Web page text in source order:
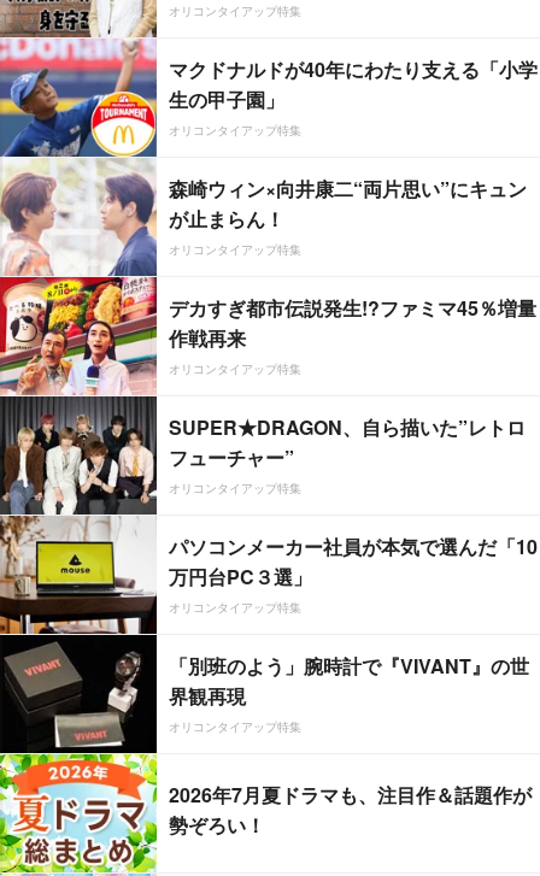
オリコンタイアップ特集
マクドナルドが40年にわたり支える「小学
生の甲子園」
オリコンタイアップ特集
森崎ウィン×向井康二“両片思い”にキュン
が止まらん！
オリコンタイアップ特集
デカすぎ都市伝説発生!?ファミマ45％増量
作戦再来
オリコンタイアップ特集
SUPER★DRAGON、自ら描いた”レトロ
フューチャー”
オリコンタイアップ特集
パソコンメーカー社員が本気で選んだ「10
万円台PC３選」
オリコンタイアップ特集
「別班のよう」腕時計で『VIVANT』の世
界観再現
オリコンタイアップ特集
2026年7月夏ドラマも、注目作＆話題作が
勢ぞろい！